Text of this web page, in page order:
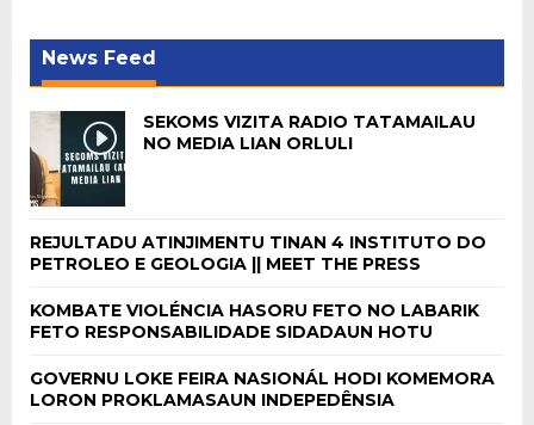
News Feed
SEKOMS VIZITA RADIO TATAMAILAU
NO MEDIA LIAN ORLULI
REJULTADU ATINJIMENTU TINAN 4 INSTITUTO DO
PETROLEO E GEOLOGIA || MEET THE PRESS
KOMBATE VIOLÉNCIA HASORU FETO NO LABARIK
FETO RESPONSABILIDADE SIDADAUN HOTU
GOVERNU LOKE FEIRA NASIONÁL HODI KOMEMORA
LORON PROKLAMASAUN INDEPEDÊNSIA